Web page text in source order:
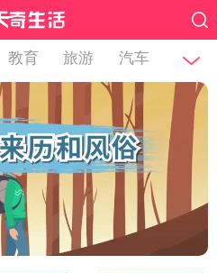
教育 旅游 汽车